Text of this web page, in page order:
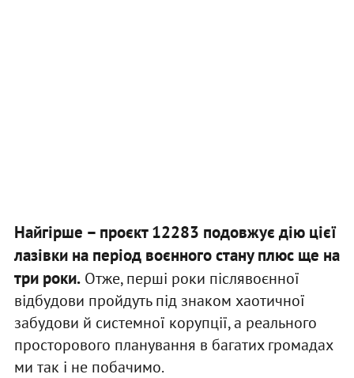
Найгірше – проєкт 12283 подовжує дію цієї
лазівки на період воєнного стану плюс ще на
три роки.Отже, перші роки післявоєнної
відбудови пройдуть під знаком хаотичної
забудови й системної корупції, а реального
просторового планування в багатих громадах
ми так і не побачимо.